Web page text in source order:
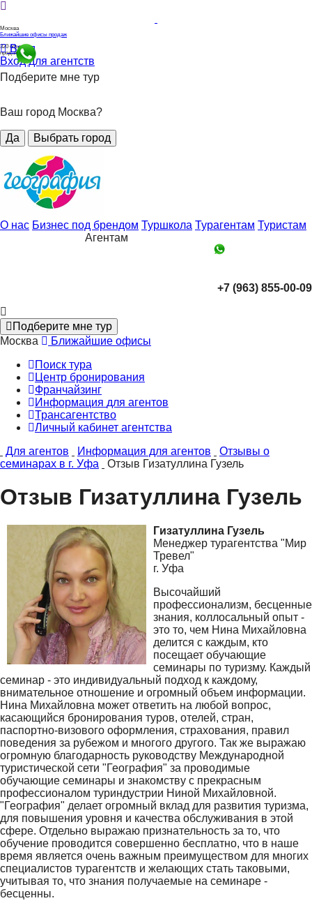
Москва
Ближайшие офисы продаж
320 офисов
продаж
Вход
Вход для агентств
Подберите мне тур
Ваш город Москва?
Да Выбрать город
О нас Бизнес под брендом Туршкола Турагентам Туристам
Агентам
+7 (963) 855-00-09
Подберите мне тур
Москва
Ближайшие офисы
Поиск тура
Центр бронирования
Франчайзинг
Информация для агентов
Трансагентство
Личный кабинет агентства
Для агентов
Информация для агентов
Отзывы о
семинарах в г. Уфа
Отзыв Гизатуллина Гузель
Отзыв Гизатуллина Гузель
Гизатуллина Гузель
Менеджер турагентства "Мир
Тревел"
г. Уфа
Высочайший
профессионализм, бесценные
знания, коллосальный опыт -
это то, чем Нина Михайловна
делится с каждым, кто
посещает обучающие
семинары по туризму. Каждый
семинар - это индивидуальный подход к каждому,
внимательное отношение и огромный объем информации.
Нина Михайловна может ответить на любой вопрос,
касающийся бронирования туров, отелей, стран,
паспортно-визового оформления, страхования, правил
поведения за рубежом и многого другого. Так же выражаю
огромную благодарность руководству Международной
туристической сети "География" за проводимые
обучающие семинары и знакомству с прекрасным
профессионалом туриндустрии Ниной Михайловной.
"География" делает огромный вклад для развития туризма,
для повышения уровня и качества обслуживания в этой
сфере. Отдельно выражаю признательность за то, что
обучение проводится совершенно бесплатно, что в наше
время является очень важным преимуществом для многих
специалистов турагентств и желающих стать таковыми,
учитывая то, что знания получаемые на семинаре -
бесценны.